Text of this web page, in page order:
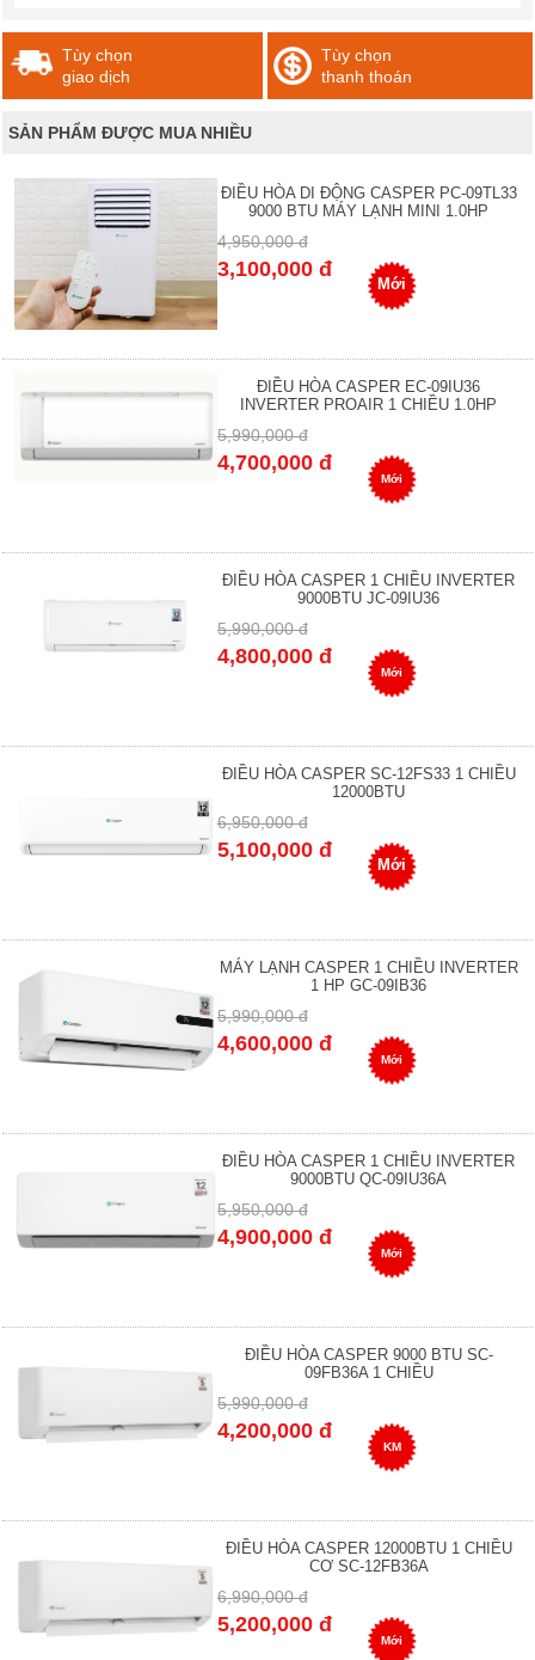
Tùy chọn
giao dịch
Tùy chọn
thanh thoán
SẢN PHẨM ĐƯỢC MUA NHIỀU
ĐIỀU HÒA DI ĐỘNG CASPER PC-09TL33
9000 BTU MÁY LẠNH MINI 1.0HP
4,950,000 đ
3,100,000 đ
Mới
ĐIỀU HÒA CASPER EC-09IU36
INVERTER PROAIR 1 CHIỀU 1.0HP
5,990,000 đ
4,700,000 đ
Mới
ĐIỀU HÒA CASPER 1 CHIỀU INVERTER
9000BTU JC-09IU36
5,990,000 đ
4,800,000 đ
Mới
ĐIỀU HÒA CASPER SC-12FS33 1 CHIỀU
12000BTU
6,950,000 đ
5,100,000 đ
Mới
MÁY LẠNH CASPER 1 CHIỀU INVERTER
1 HP GC-09IB36
5,990,000 đ
4,600,000 đ
Mới
ĐIỀU HÒA CASPER 1 CHIỀU INVERTER
9000BTU QC-09IU36A
5,950,000 đ
4,900,000 đ
Mới
ĐIỀU HÒA CASPER 9000 BTU SC-
09FB36A 1 CHIỀU
5,990,000 đ
4,200,000 đ
KM
ĐIỀU HÒA CASPER 12000BTU 1 CHIỀU
CƠ SC-12FB36A
6,990,000 đ
5,200,000 đ
Mới